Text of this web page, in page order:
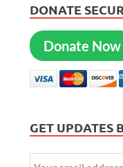
DONATE
Donate Now
GET UPDATES